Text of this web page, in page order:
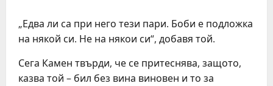
„Едва ли са при него тези пари. Боби е подложка
на някой си. Не на някои си“, добавя той.
Сега Камен твърди, че се притеснява, защото,
казва той – бил без вина виновен и то за